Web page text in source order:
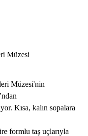
Müzesi
Müzesi'nin
Kısa, kalın sopalara
formlu taş uçlarıyla